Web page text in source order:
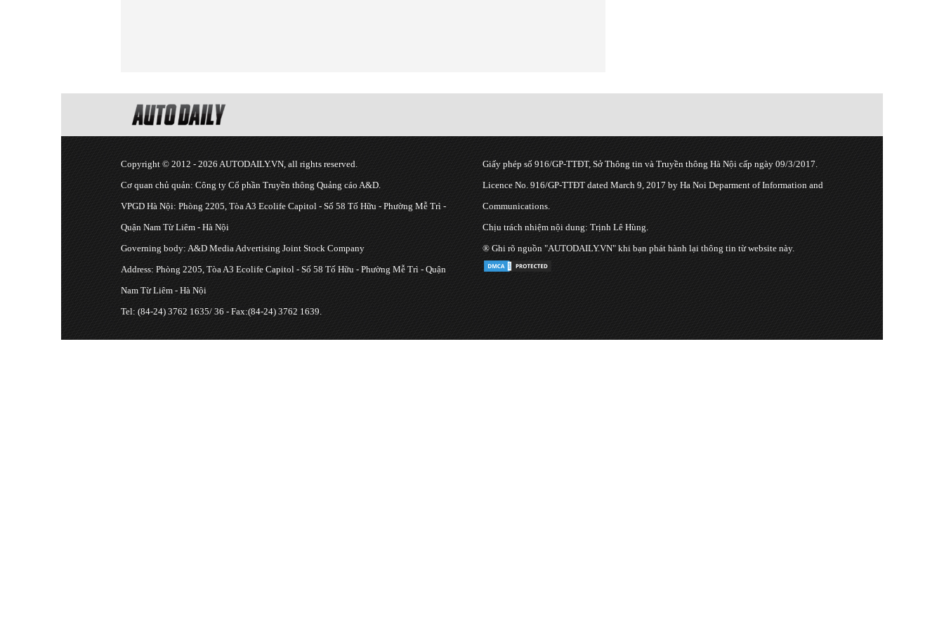
Copyright © 2012 - 2026 AUTODAILY.VN, all rights reserved.
Cơ quan chủ quản: Công ty Cổ phần Truyền thông Quảng cáo A&D.
VPGD Hà Nội: Phòng 2205, Tòa A3 Ecolife Capitol - Số 58 Tố Hữu - Phường Mễ Trì -
Quận Nam Từ Liêm - Hà Nội
Governing body: A&D Media Advertising Joint Stock Company
Address: Phòng 2205, Tòa A3 Ecolife Capitol - Số 58 Tố Hữu - Phường Mễ Trì - Quận
Nam Từ Liêm - Hà Nội
Tel: (84-24) 3762 1635/ 36 - Fax:(84-24) 3762 1639.
Giấy phép số 916/GP-TTĐT, Sở Thông tin và Truyền thông Hà Nội cấp ngày 09/3/2017.
Licence No. 916/GP-TTĐT dated March 9, 2017 by Ha Noi Deparment of Information and
Communications.
Chịu trách nhiệm nội dung: Trịnh Lê Hùng.
® Ghi rõ nguồn "AUTODAILY.VN" khi bạn phát hành lại thông tin từ website này.